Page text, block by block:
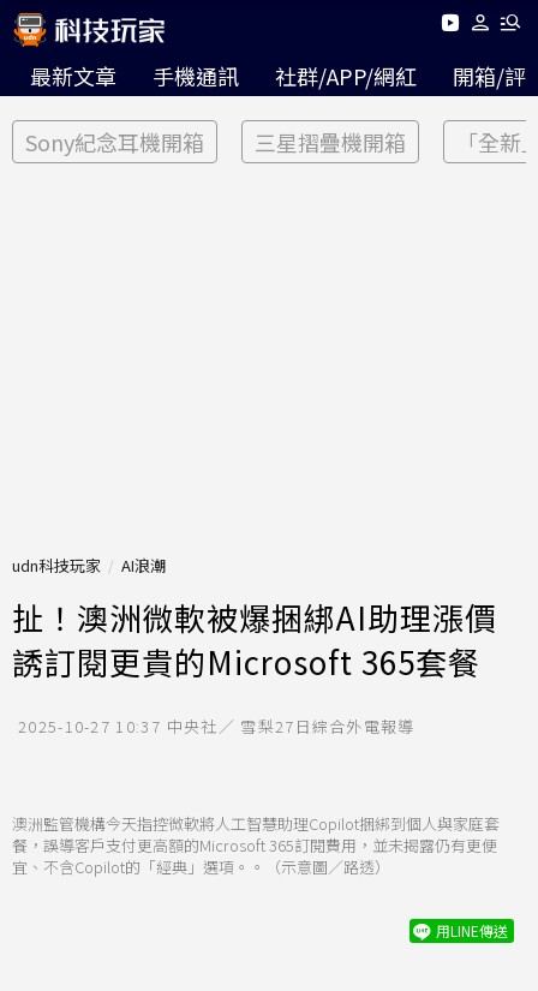
最新文章 手機通訊 社群/APP/網紅 開箱/評
Sony紀念耳機開箱 三星摺疊機開箱 「全新
udn科技玩家 AI浪潮
扯！澳洲微軟被爆捆綁AI助理漲價
誘訂閱更貴的Microsoft 365套餐
2025-10-27 10:37 中央社／ 雪梨27日綜合外電報導
澳洲監管機構今天指控微軟將人工智慧助理Copilot捆綁到個人與家庭套
餐，誤導客戶支付更高額的Microsoft 365訂閱費用，並未揭露仍有更便
宜、不含Copilot的「經典」選項。。（示意圖／路透）
用LINE傳送